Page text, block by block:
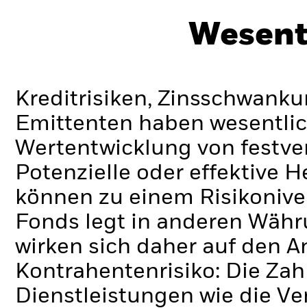
Kreditrisiken,
Emittenten haben
Wertentwicklung von
Potenzielle oder effektive
können zu einem
Fonds legt in anderen
wirken sich daher auf den
Kontrahentenrisiko: Die
Dienstleistungen wie die